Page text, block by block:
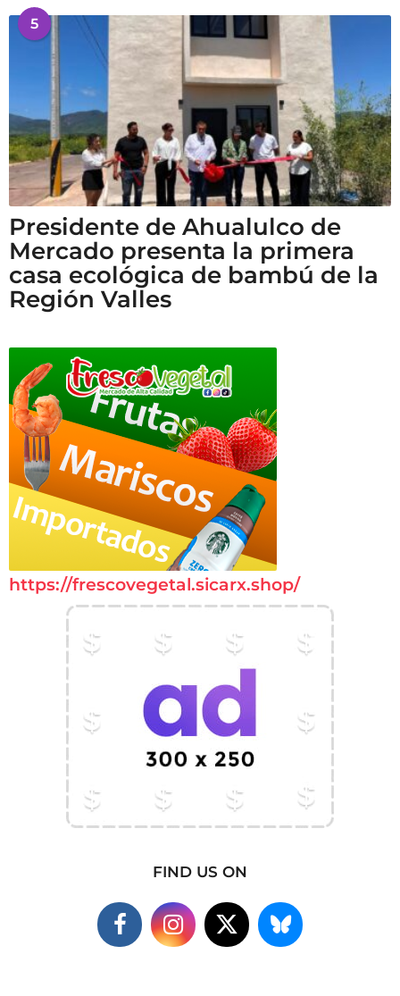
5
Presidente de Ahualulco de
Mercado presenta la primera
casa ecológica de bambú de la
Región Valles
https://frescovegetal.sicarx.shop/
FIND US ON